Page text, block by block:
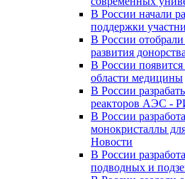
В России начали
поддержки
В России
развития донорства
В России
области медицины
В России
реакторов АЭС -
В России
монокристаллы
Новости
В России
подводных и